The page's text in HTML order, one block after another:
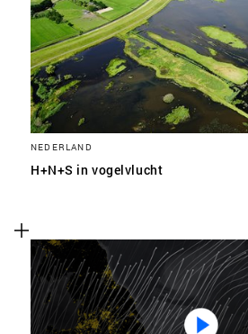
NEDERLAND
H+N+S in vogelvlucht
SLA VOORKEUREN OP